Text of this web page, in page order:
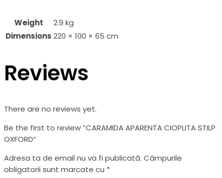
Weight
2.9 kg
Dimensions 220 × 100 × 65 cm
Reviews
There are no reviews yet.
Be the first to review “CARAMIDA APARENTA CIOPLITA STILP
OXFORD”
Adresa ta de email nu va fi publicată. Câmpurile
obligatorii sunt marcate cu *